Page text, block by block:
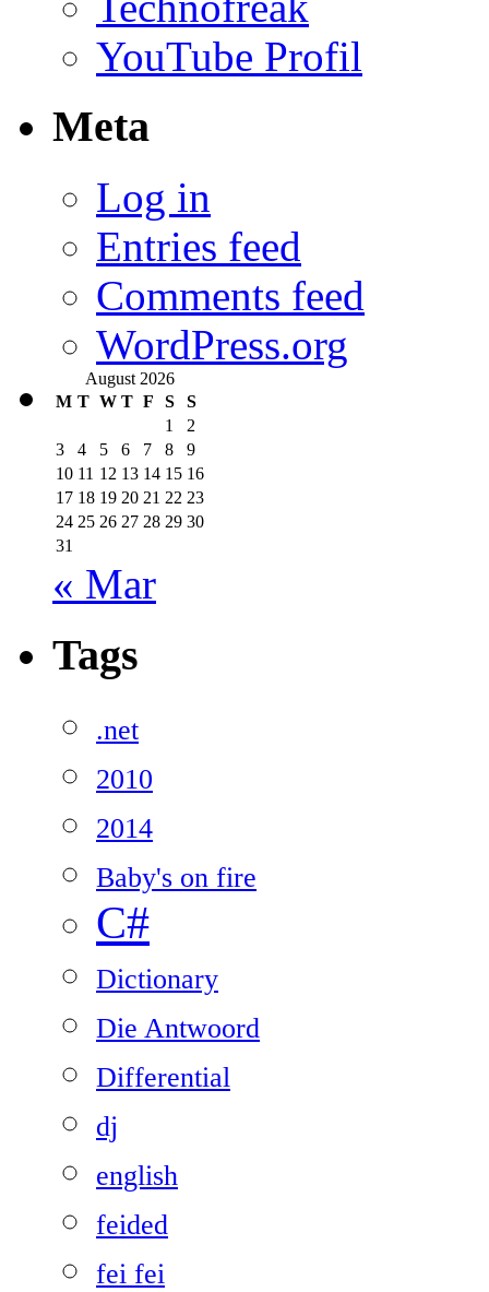
YouTube Profil
Meta
Log in
Entries feed
Comments feed
WordPress.org
August 2026
M T W T F S
S
1
2
3
4 5 6 7 8
9
10 11 12 13 14 15 16
17 18 19 20 21 22 23
24 25 26 27 28 29 30
31
« Mar
Tags
.net
2010
2014
Baby's on fire
C#
Dictionary
Die Antwoord
Differential
dj
english
feided
fei fei